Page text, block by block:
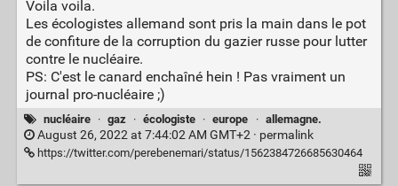
Voila voila.
Les écologistes allemand sont pris la main dans le pot
de confiture de la corruption du gazier russe pour lutter
contre le nucléaire.
PS: C'est le canard enchaîné hein ! Pas vraiment un
journal pro-nucléaire ;)
nucléaire · gaz · écologiste · europe · allemagne.
August 26, 2022 at 7:44:02 AM GMT+2 · permalink
https://twitter.com/perebenemari/status/1562384726685630464